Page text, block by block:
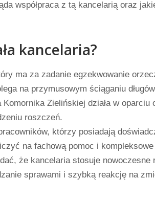
współpraca z tą kancelarią oraz
kancelaria?
ma za zadanie egzekwowanie
na przymusowym ściąganiu
Zielińskiej działa w oparciu
roszczeń.
którzy posiadają
na fachową pomoc i
że kancelaria stosuje nowoczesne
sprawami i szybką reakcję na